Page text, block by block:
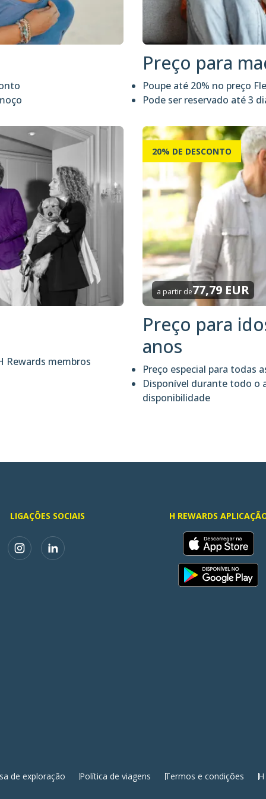
Preço para
Poupe até 20% no preço
Pode ser reservado até 3
Rewards membros
20% DE DESCONTO
a partir de77,79 EUR
Preço para
anos
Preço especial para todas
Disponível durante todo o
disponibilidade
LIGAÇÕES SOCIAIS H REWARDS
de exploração Política de viagens Termos e condições